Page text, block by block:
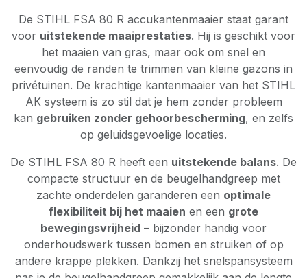
De STIHL FSA 80 R accukantenmaaier staat garant
voor uitstekende maaiprestaties. Hij is geschikt voor
het maaien van gras, maar ook om snel en
eenvoudig de randen te trimmen van kleine gazons in
privétuinen. De krachtige kantenmaaier van het STIHL
AK systeem is zo stil dat je hem zonder probleem
kan gebruiken zonder gehoorbescherming, en zelfs
op geluidsgevoelige locaties.
De STIHL FSA 80 R heeft een uitstekende balans. De
compacte structuur en de beugelhandgreep met
zachte onderdelen garanderen een optimale
flexibiliteit bij het maaien en een grote
bewegingsvrijheid – bijzonder handig voor
onderhoudswerk tussen bomen en struiken of op
andere krappe plekken. Dankzij het snelspansysteem